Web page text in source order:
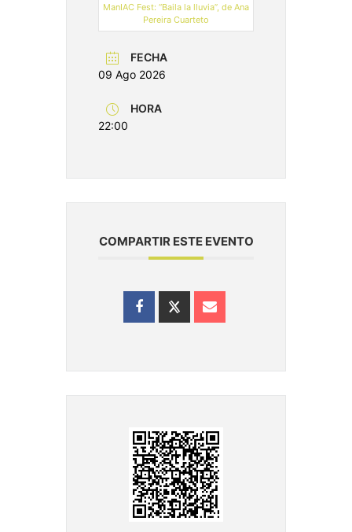
ManIAC Fest: “Baila la lluvia”, de Ana
Pereira Cuarteto
FECHA
09 Ago 2026
HORA
22:00
COMPARTIR ESTE EVENTO